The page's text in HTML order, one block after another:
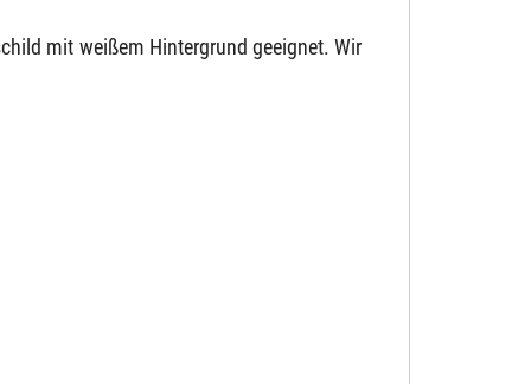
mit weißem Hintergrund geeignet. Wir